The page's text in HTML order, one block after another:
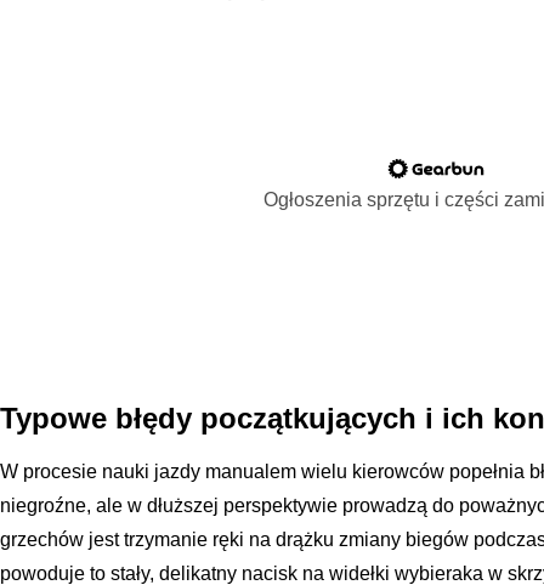
Ogłoszenia sprzętu i części
Typowe błędy początkujących i ich
W procesie nauki jazdy manualem wielu kierowców popełnia
niegroźne, ale w dłuższej perspektywie prowadzą do
grzechów jest trzymanie ręki na drążku zmiany biegów
powoduje to stały, delikatny nacisk na widełki wybieraka w